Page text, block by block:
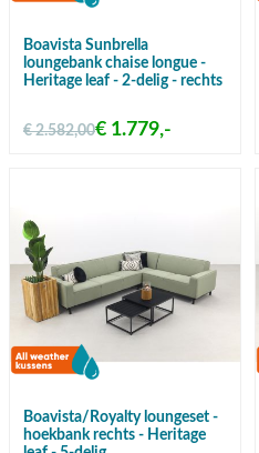
Boavista Sunbrella
loungebank chaise longue -
Heritage leaf - 2-delig - rechts
€ 2.582,00€ 1.779,-
Boavista/Royalty loungeset -
hoekbank rechts - Heritage